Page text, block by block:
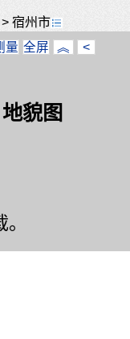
>宿州市
量 全屏 ︽ <
貌图